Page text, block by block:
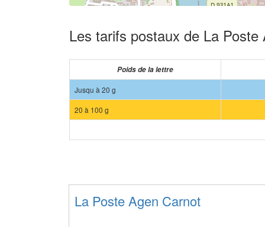
Les tarifs postaux de La Poste
Poids de la lettre
Jusqu à 20 g
20 à 100 g
La Poste Agen Carnot